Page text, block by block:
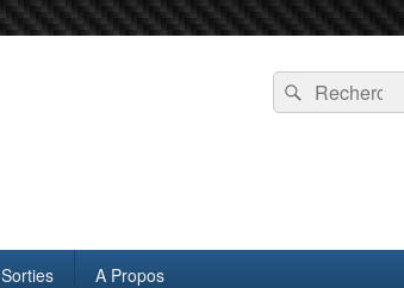
Recherche :
Rechercher
Sorties A Propos